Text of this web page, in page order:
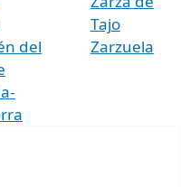
del
Tajo
Zarzuela